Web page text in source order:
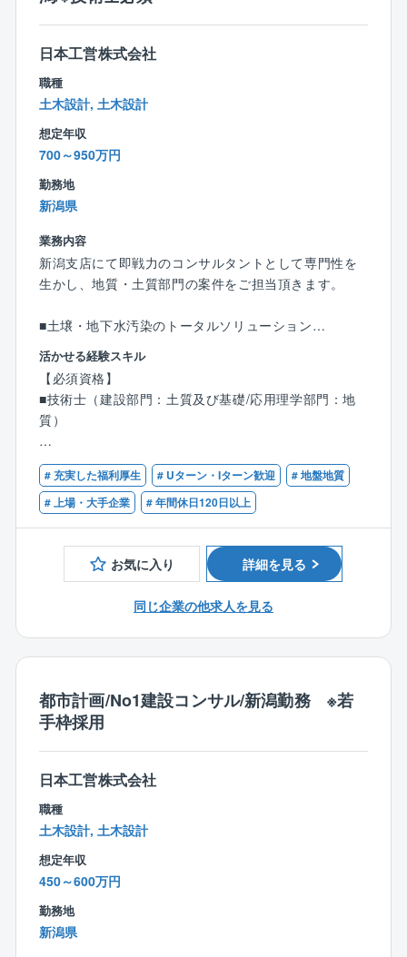
社員の健康維持・向上を図る取り組みを積極的に展
開。
大企業認定は497社でそのうちの1社に入り、業界内で
は先駆けて健康増進に取り組んでいます。
■組織風土：
同社の強みは「総合力」と「チームとしてのまとま
り」。
交通運輸・農業・環境・地盤・情報・電力など、同社
には様々な分野のスペシャリストが在籍しており、他
またチームで動くことが多い仕事ですので、チーム力
の高い組織で働きたい方にはお勧めです。
日本工営株式会社
職種
土木設計, 土木設計
想定年収
700～950万円
勤務地
新潟県
業務内容
新潟支店にて即戦力のコンサルタントとして専門性を
生かし、地質・土質部門の案件をご担当頂きます。
■土壌・地下水汚染のトータルソリューション
■軟弱地盤対策
■環境振動の調査、対策の立案
■地質調査・解析 (ダム・トンネル・道路等の構造物
の地質調査)など
■働く環境について
残業時間は、時期によってばらつきはありますが、平
均して月40時間程度です。
ノー残業デーや残業時間のアラートメール配信の他、
同社では働き方改革の取り組みとして下記のような取
り組みを実施しております。
◎サテライトオフィス勤務の導入（首都圏に6カ所設
◎テレワーク勤務の導入（月10日まで）
◎フレックス制度の導入（早朝勤務の奨励等も有）
◎スタンディングミーティングの実施
◎その他
「健康経営優良法人（ホワイト500）」（大規模法人部
開。
大企業認定は497社でそのうちの1社に入り、業界内で
は先駆けて健康増進に取り組んでいます。
■組織風土：
同社の強みは「総合力」と「チームとしてのまとま
り」。
交通運輸・農業・環境・地盤・情報・電力など、同社
活かせる経験スキル
【必須資格】
■技術士（建設部門：土質及び基礎/応用理学部門：地
質）
【必須経験】
■地質・土質に関する分野での専門的経験
■建設コンサルタントでの経験
【学歴】
■大学卒以上
# 充実した福利厚生 # Uターン・Iターン歓迎
# 地盤地質
# 上場・大手企業
# 年間休日120日以上
お気に入り 詳細を見る
同じ企業の他求人を見る
都市計画/No1建設コンサル/新潟勤務 ※若
手枠採用
日本工営株式会社
職種
土木設計, 土木設計
想定年収
450～600万円
勤務地
新潟県